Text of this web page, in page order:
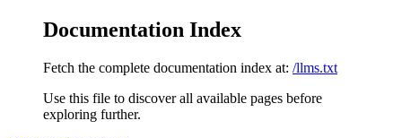
Documentation Index
Fetch the complete documentation index at: /llms.txt
Use this file to discover all available pages before
exploring further.